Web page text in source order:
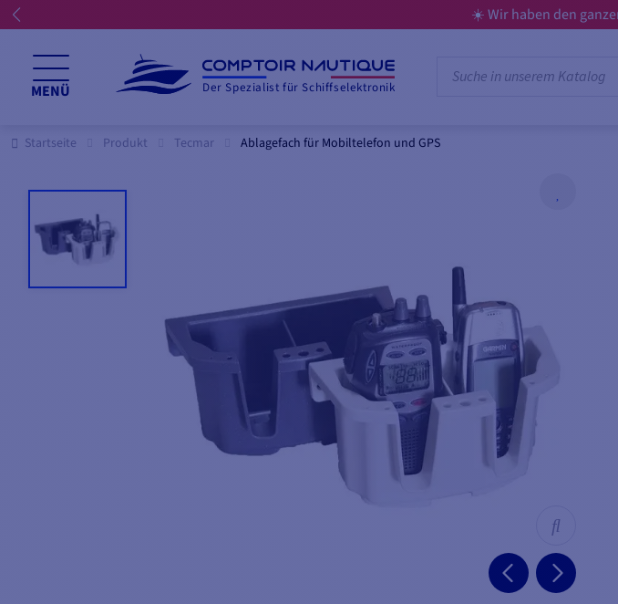
☀️ Wir haben den
MENÜ Der Spezialist für Schiffselektronik
Startseite Produkt Tecmar Ablagefach für Mobiltelefon und GPS